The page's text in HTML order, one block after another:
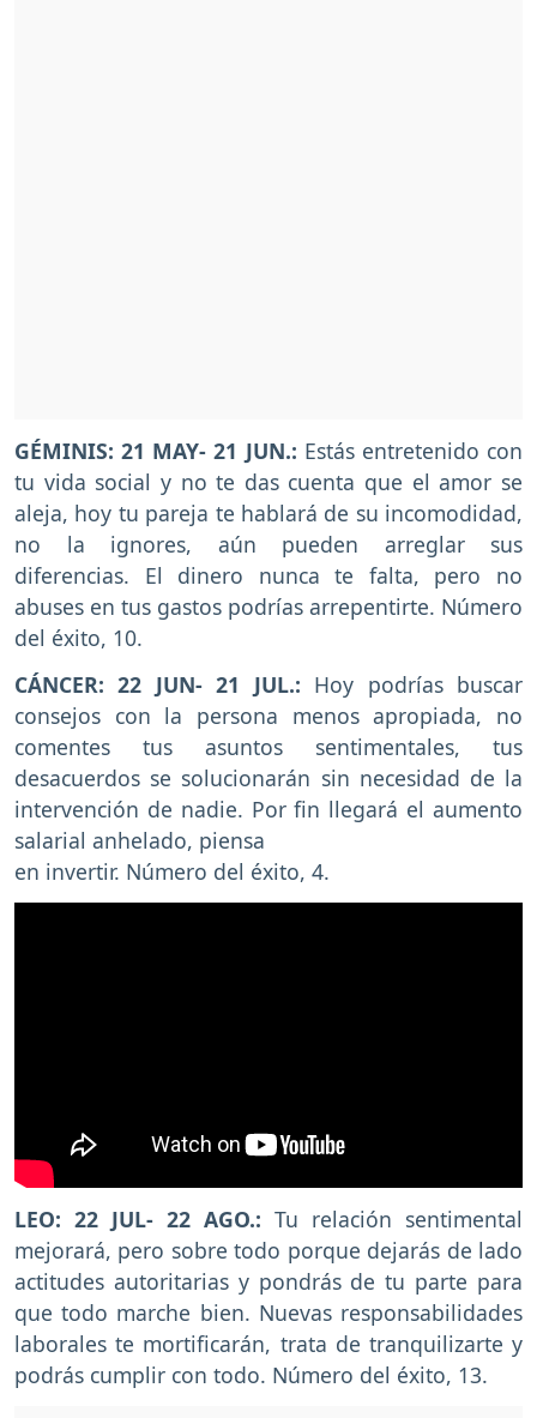
GÉMINIS: 21 MAY- 21 JUN.: Estás entretenido con
tu vida social y no te das cuenta que el amor se
aleja, hoy tu pareja te hablará de su incomodidad,
no la ignores, aún pueden arreglar sus
diferencias. El dinero nunca te falta, pero no
abuses en tus gastos podrías arrepentirte. Número
del éxito, 10.
CÁNCER: 22 JUN- 21 JUL.: Hoy podrías buscar
consejos con la persona menos apropiada, no
comentes tus asuntos sentimentales, tus
desacuerdos se solucionarán sin necesidad de la
intervención de nadie. Por fin llegará el aumento
salarial anhelado, piensa
en invertir. Número del éxito, 4.
LEO: 22 JUL- 22 AGO.: Tu relación sentimental
mejorará, pero sobre todo porque dejarás de lado
actitudes autoritarias y pondrás de tu parte para
que todo marche bien. Nuevas responsabilidades
laborales te mortificarán, trata de tranquilizarte y
podrás cumplir con todo. Número del éxito, 13.